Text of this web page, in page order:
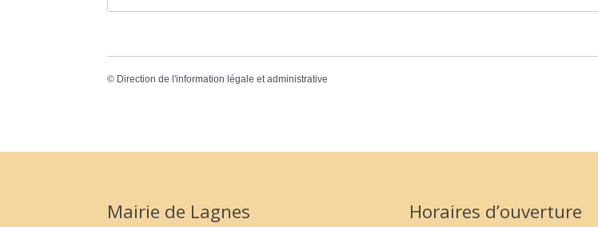
© Direction de l'information légale et administrative
Mairie de Lagnes Horaires d’ouverture